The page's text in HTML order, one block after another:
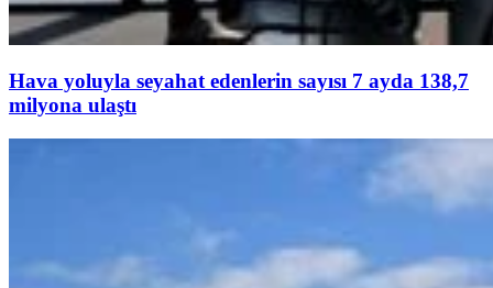
Hava yoluyla seyahat edenlerin sayısı 7 ayda 138,7
milyona ulaştı